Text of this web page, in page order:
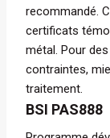
recommandé.
certificats
métal. Pour
contraintes,
traitement.
BSI PAS888